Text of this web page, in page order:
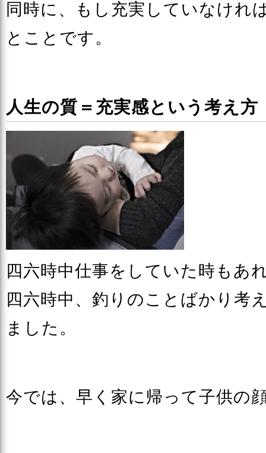
同時に、もし充実していなけれ
とことです。
人生の質＝充実感という考え方
四六時中仕事をしていた時もあ
四六時中、釣りのことばかり考
ました。
今では、早く家に帰って子供の